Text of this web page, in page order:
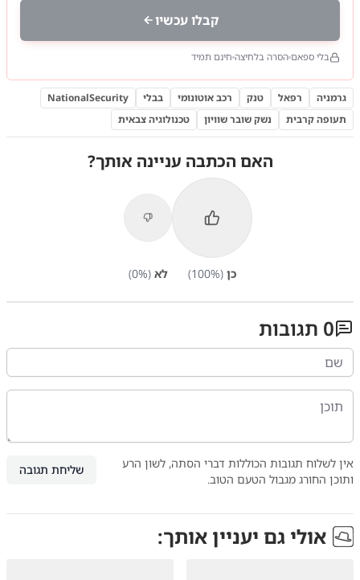
קבלו עכשיו
בלי ספאם הסרה בלחיצה חינם תמיד
גרמניה רפאל טנק רכב אוטונומי בבלי
NationalSecurity
תעופה קרבית
נשק שובר שוויון טכנולוגיה צבאית
האם הכתבה עניינה אותך?
כן (
100%) לא (
0%)
0 תגובות
אין לשלוח תגובות הכוללות דברי הסתה, לשון הרע
ותוכן החורג מגבול הטעם הטוב.
שליחת תגובה
אולי גם יעניין אותך: